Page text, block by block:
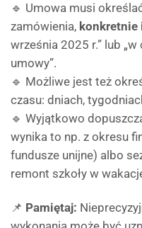
🔹 Umowa musi
zamówienia, konkretnie
września 2025 r.” lub
umowy”.
🔹 Możliwe jest też
czasu: dniach,
🔹 Wyjątkowo
wynika to np. z okresu
fundusze unijne) albo
remont szkoły w
📌 Pamiętaj: